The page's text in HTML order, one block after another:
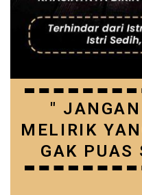
"
MELIRIK
GAK PUAS